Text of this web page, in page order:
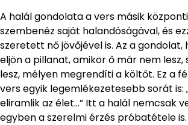
A halál gondolata a vers másik
szembenéz saját halandóságával, és
szeretett nő jövőjével is. Az a gondolat,
eljön a pillanat, amikor ő már nem lesz,
lesz, mélyen megrendíti a költőt. Ez a
vers egyik legemlékezetesebb sorát is:
eliramlik az élet…” Itt a halál nemcsak
egyben a szerelmi érzés próbatétele is.